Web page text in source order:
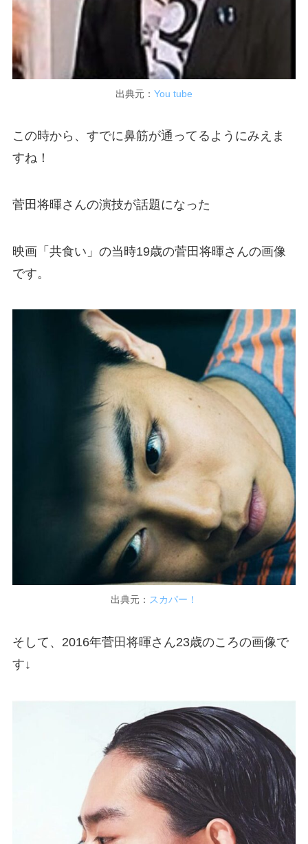
出典元： You tube
この時から、すでに鼻筋が通ってるようにみえま
すね！
菅田将暉さんの演技が話題になった
映画「共食い」の当時19歳の菅田将暉さんの画像
です。
出典元： スカパー！
そして、2016年菅田将暉さん23歳のころの画像で
す↓